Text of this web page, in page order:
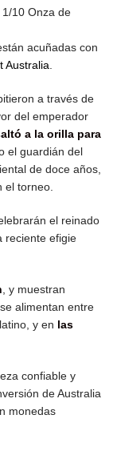
10 Onza de
acuñadas con
Australia.
a través de
del emperador
a la orilla para
el guardián del
de doce años,
el torneo.
el reinado
reciente efigie
, y muestran
alimentan entre
y en las
confiable y
de Australia
monedas